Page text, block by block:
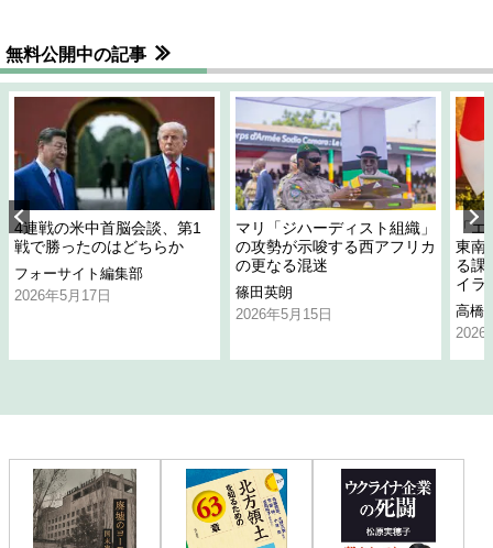
無料公開中の記事
4連戦の米中首脳会談、第1
戦で勝ったのはどちらか
フォーサイト編集部
2026年5月17日
マリ「ジハーディスト組織」
の攻勢が示唆する西アフリカ
の更なる混迷
篠田英朗
2026年5月15日
「
東南
る課
イラ
高橋
2026